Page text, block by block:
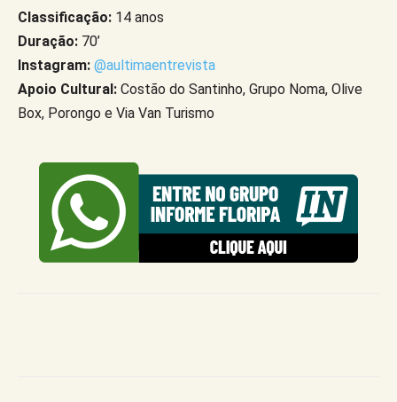
Classificação: 14 anos
Duração: 70’
Instagram: @aultimaentrevista
Apoio Cultural: Costão do Santinho, Grupo Noma, Olive
Box, Porongo e Via Van Turismo